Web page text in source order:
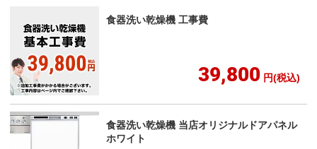
食器洗い乾燥機 工事費
39,800 円(税込)
食器洗い乾燥機 当店オリジナルドアパネル
ホワイト